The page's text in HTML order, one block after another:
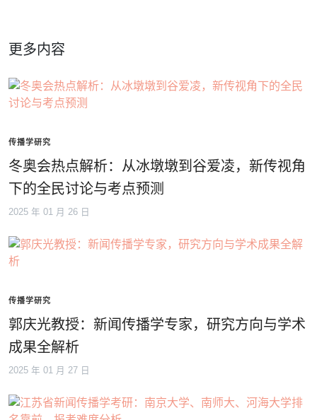
更多内容
传播学研究
冬奥会热点解析：从冰墩墩到谷爱凌，新传视角
下的全民讨论与考点预测
2025 年 01 月 26 日
传播学研究
郭庆光教授：新闻传播学专家，研究方向与学术
成果全解析
2025 年 01 月 27 日